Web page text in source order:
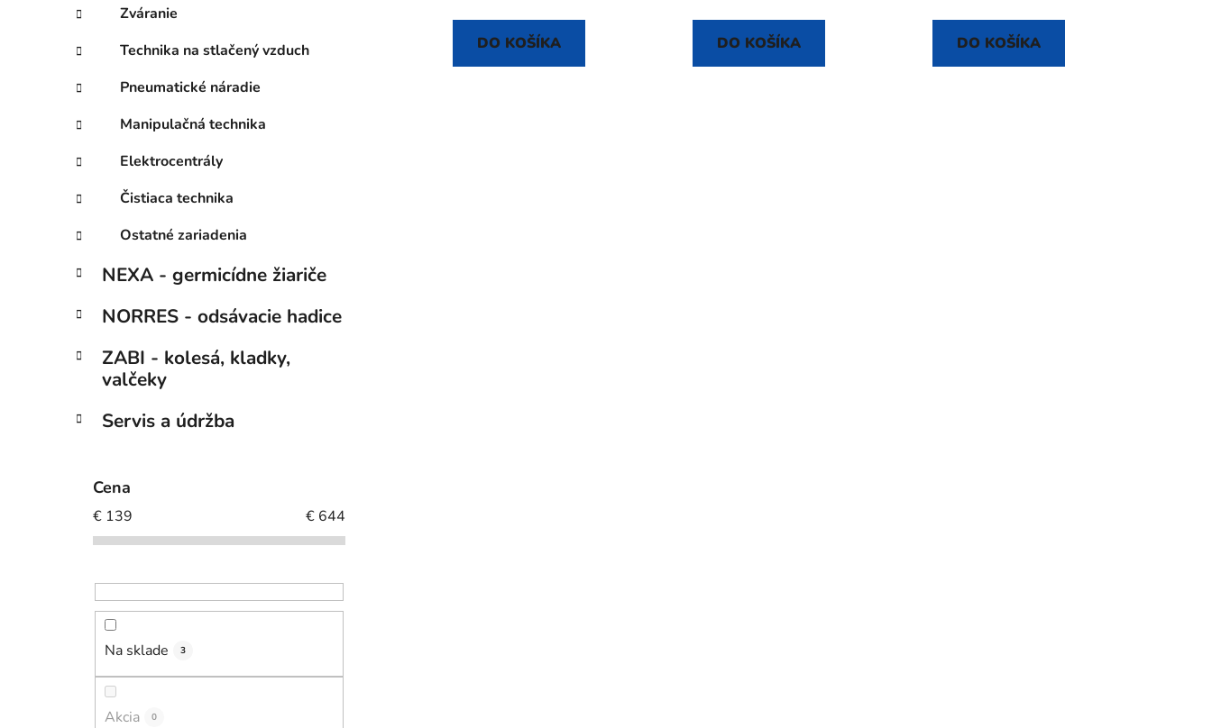
Zváranie
Technika na stlačený vzduch
Pneumatické náradie
Manipulačná technika
Elektrocentrály
Čistiaca technika
Ostatné zariadenia
NEXA - germicídne žiariče
NORRES - odsávacie hadice
ZABI - kolesá, kladky,
valčeky
Servis a údržba
Cena
€ 139 € 644
Na sklade 3
Akcia 0
DO KOŠÍKA DO KOŠÍKA DO KOŠÍKA